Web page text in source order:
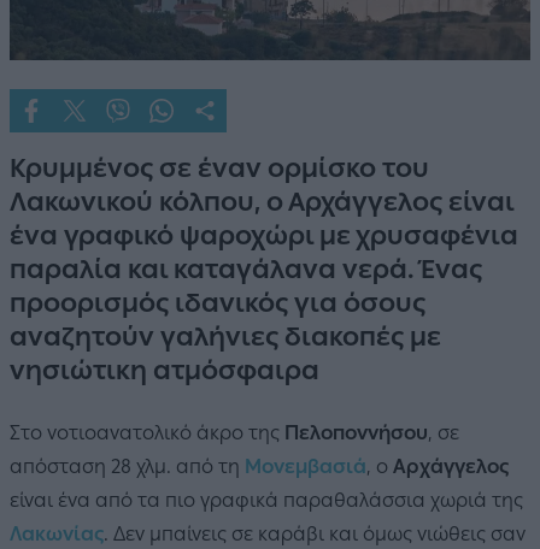
Κρυμμένος σε έναν ορμίσκο του
Λακωνικού κόλπου, ο Αρχάγγελος είναι
ένα γραφικό ψαροχώρι με χρυσαφένια
παραλία και καταγάλανα νερά. Ένας
προορισμός ιδανικός για όσους
αναζητούν γαλήνιες διακοπές με
νησιώτικη ατμόσφαιρα
Στο νοτιοανατολικό άκρο της Πελοποννήσου, σε
απόσταση 28 χλμ. από τη Μονεμβασιά, ο Αρχάγγελος
είναι ένα από τα πιο γραφικά παραθαλάσσια χωριά της
Λακωνίας. Δεν μπαίνεις σε καράβι και όμως νιώθεις σαν